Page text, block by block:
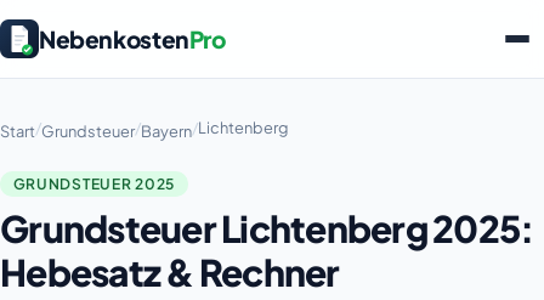
NebenkostenPro
Start/Grundsteuer/Bayern/Lichtenberg
GRUNDSTEUER 2025
Grundsteuer Lichtenberg 2025:
Hebesatz & Rechner